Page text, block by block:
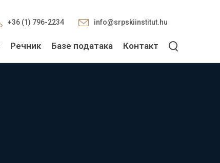
+36 (1) 796-2234 info@srpskiinstitut.hu
Речник Базе података Контакт